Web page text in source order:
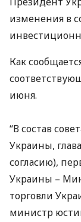
изменения в
Как
июня.
“В состав
Украины,
согласию),
Украины –
торговли
министр